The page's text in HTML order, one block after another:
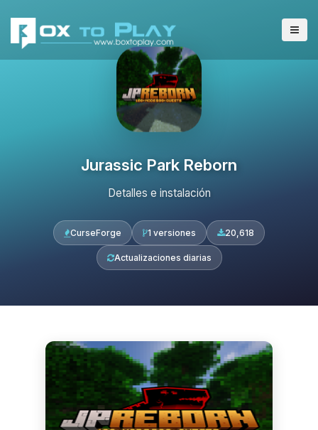
Jurassic Park Reborn
Detalles e instalación
CurseForge 1 versiones 20,618
Actualizaciones diarias